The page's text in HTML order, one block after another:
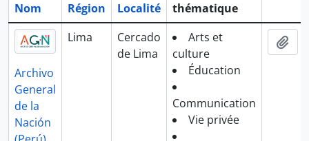
Nom Région Localité
thématique
Archivo
General
de la
Nación
Lima
Cercado
de Lima
Arts et
culture
Éducation
Communication
Vie privée